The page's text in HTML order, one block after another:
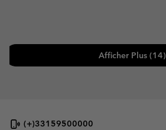
Afficher Plus (14)
(+)33159500000